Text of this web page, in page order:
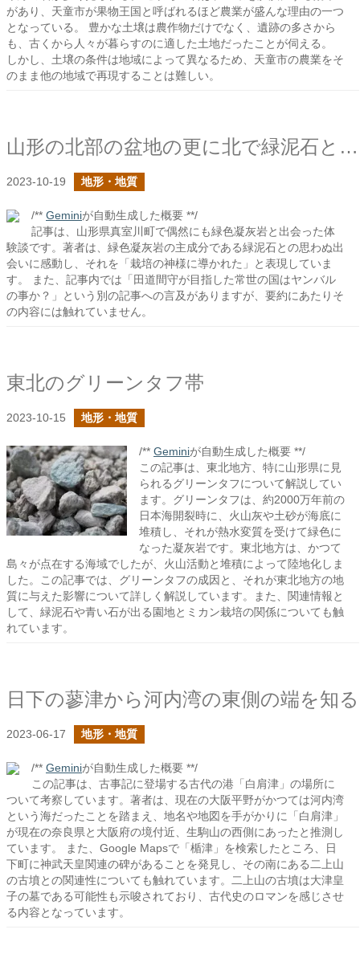
があり、天童市が果物王国と呼ばれるほど農業が盛んな理由の一つ
となっている。 豊かな土壌は農作物だけでなく、遺跡の多さから
も、古くから人々が暮らすのに適した土地だったことが伺える。
しかし、土壌の条件は地域によって異なるため、天童市の農業をそ
のまま他の地域で再現することは難しい。
山形の北部の盆地の更に北で緑泥石と出会った
2023-10-19 地形・地質
/** Geminiが自動生成した概要 **/
記事は、山形県真室川町で偶然にも緑色凝灰岩と出会った体
験談です。著者は、緑色凝灰岩の主成分である緑泥石との思わぬ出
会いに感動し、それを「栽培の神様に導かれた」と表現していま
す。 また、記事内では「田道間守が目指した常世の国はヤンバル
の事か？」という別の記事への言及がありますが、要約にあたりそ
の内容には触れていません。
東北のグリーンタフ帯
2023-10-15 地形・地質
/** Geminiが自動生成した概要 **/
この記事は、東北地方、特に山形県に見
られるグリーンタフについて解説してい
ます。グリーンタフは、約2000万年前の
日本海開裂時に、火山灰や土砂が海底に
堆積し、それが熱水変質を受けて緑色に
なった凝灰岩です。東北地方は、かつて
島々が点在する海域でしたが、火山活動と堆積によって陸地化しま
した。この記事では、グリーンタフの成因と、それが東北地方の地
質に与えた影響について詳しく解説しています。また、関連情報と
して、緑泥石や青い石が出る園地とミカン栽培の関係についても触
れています。
日下の蓼津から河内湾の東側の端を知る
2023-06-17 地形・地質
/** Geminiが自動生成した概要 **/
この記事は、古事記に登場する古代の港「白肩津」の場所に
ついて考察しています。著者は、現在の大阪平野がかつては河内湾
という海だったことを踏まえ、地名や地図を手がかりに「白肩津」
が現在の奈良県と大阪府の境付近、生駒山の西側にあったと推測し
ています。 また、Google Mapsで「楯津」を検索したところ、日
下町に神武天皇関連の碑があることを発見し、その南にある二上山
の古墳との関連性についても触れています。二上山の古墳は大津皇
子の墓である可能性も示唆されており、古代史のロマンを感じさせ
る内容となっています。